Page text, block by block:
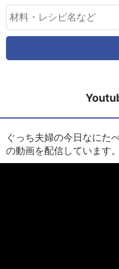
ぐっち夫婦の今日なにた
の動画を配信しています。